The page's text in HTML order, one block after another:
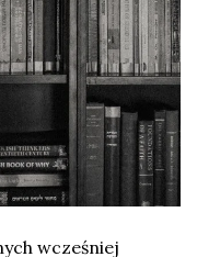
wcześniej